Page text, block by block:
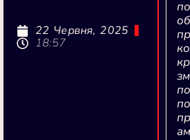
22 Червня, 2025
18:57